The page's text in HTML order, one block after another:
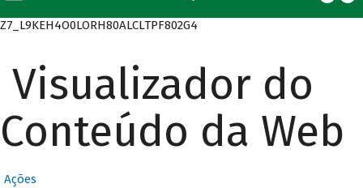
Z7_L9KEH4O0LORH80ALCLTPF802G4
Visualizador do
Conteúdo da Web
Ações